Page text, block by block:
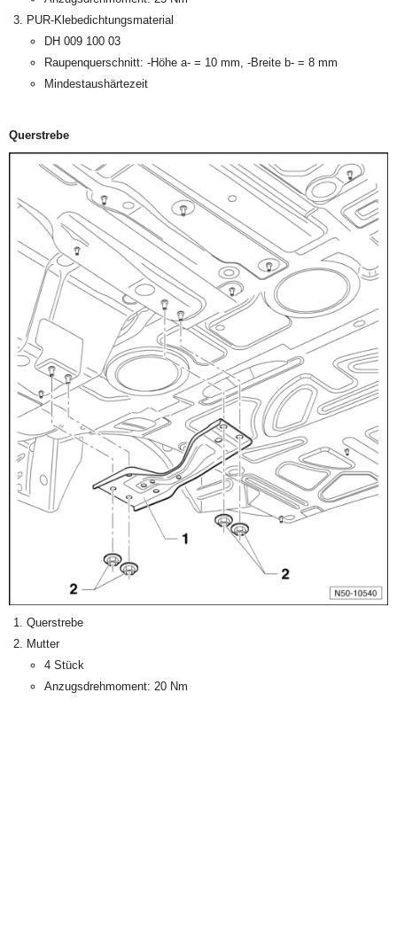
PUR-Klebedichtungsmaterial
DH 009 100 03
Raupenquerschnitt: -Höhe a- = 10 mm, -Breite b- = 8 mm
Mindestaushärtezeit
Querstrebe
Querstrebe
Mutter
4 Stück
Anzugsdrehmoment: 20 Nm